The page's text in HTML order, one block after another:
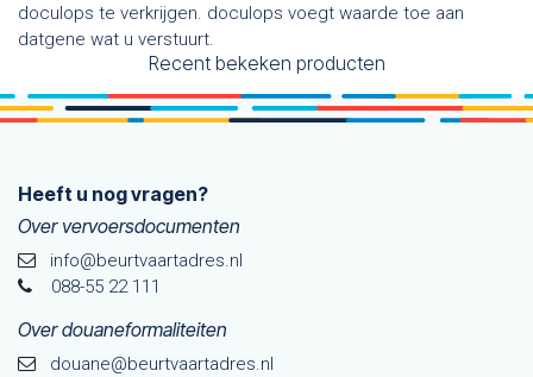
doculops te verkrijgen. doculops voegt waarde toe aan
datgene wat u verstuurt.
Recent bekeken producten
Heeft u nog vragen?
Over vervoersdocumenten
info@beurtvaartadres.nl
088-55 22 111
Over douaneformaliteiten
douane@beurtvaarta​dres.nl